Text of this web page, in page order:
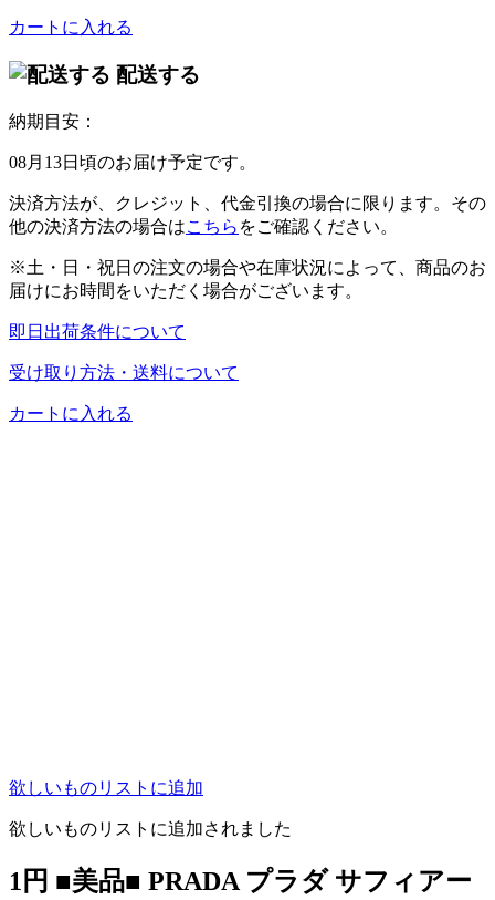
カートに入れる
配送する
納期目安：
08月13日頃のお届け予定です。
決済方法が、クレジット、代金引換の場合に限ります。その
他の決済方法の場合はこちら をご確認ください。
※土・日・祝日の注文の場合や在庫状況によって、商品のお
届けにお時間をいただく場合がございます。
即日出荷条件について
受け取り方法・送料について
カートに入れる
欲しいものリストに追加
欲しいものリストに追加されました
1円 ■美品■ PRADA プラダ サフィアー